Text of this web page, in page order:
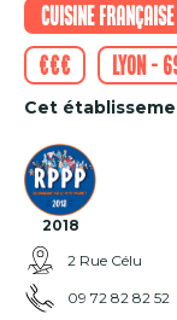
Cuisine française
€€€
Lyon -
Cet
2018
2 Rue Célu
09 72 82 82 52